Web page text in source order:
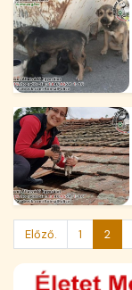
Előző. 1 2